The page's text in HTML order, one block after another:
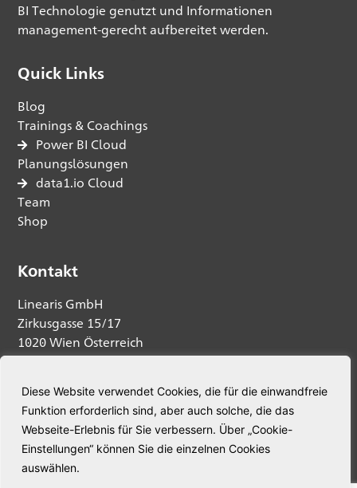
Diese Website verwendet Cookies, die für die einwandfreie
Funktion erforderlich sind, aber auch solche, die das
Webseite-Erlebnis für Sie verbessern. Über „Cookie-
Einstellungen“ können Sie die einzelnen Cookies
auswählen.
BI Technologie genutzt und Informationen
management-gerecht aufbereitet werden.
Quick Links
Blog
Trainings & Coachings
Power BI Cloud
Planungslösungen
data1.io Cloud
Team
Shop
Kontakt
Linearis GmbH
Zirkusgasse 15/17
1020 Wien Österreich
Anfrage senden
Telefon:+43 664 5345563
E-Mail:welcome@linearis.at